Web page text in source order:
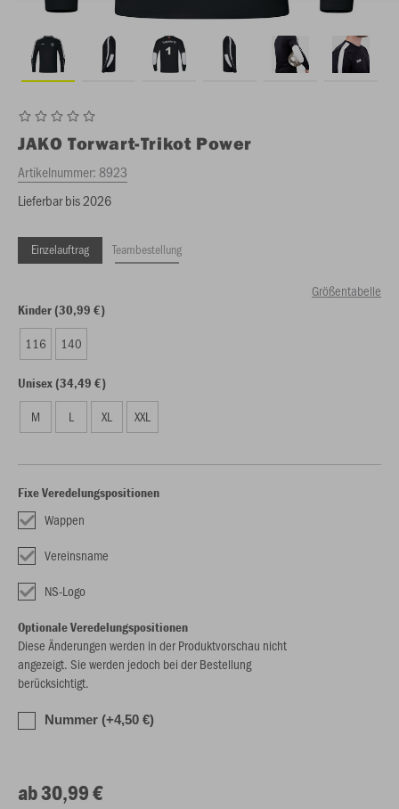
JAKO Torwart-Trikot Power
Artikelnummer:8923
Lieferbar bis 2026
Einzelauftrag Teambestellung
Größentabelle
Kinder (30,99 €)
116 140
Unisex (34,49 €)
M L XL XXL
Fixe Veredelungspositionen
Wappen
Vereinsname
NS-Logo
Optionale Veredelungspositionen
Diese Änderungen werden in der Produktvorschau nicht
angezeigt. Sie werden jedoch bei der Bestellung
berücksichtigt.
Nummer (+4,50 €)
ab 30,99 €